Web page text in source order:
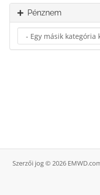
Pénznem
Szerzői jog © 2026